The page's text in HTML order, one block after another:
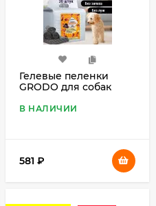
Гелевые пеленки
GRODO для собак
шт.
В НАЛИЧИИ
581 ₽